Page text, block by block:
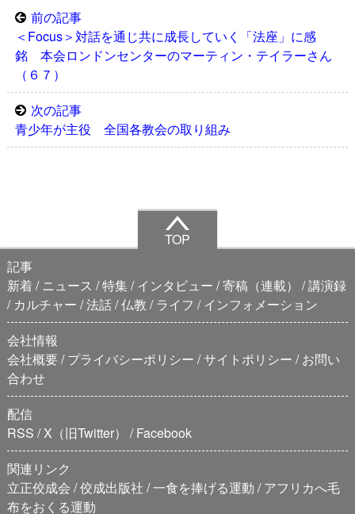
前の記事
＜Focus＞対話を通じ共に成長していく「法座」に感
銘 本会ロンドンセンターのマーティン・テイラーさん
（６７）
次の記事
青少年が主役 全国各教会の取り組み
TOP
記事
新着
ニュース 特集 インタビュー 寄稿（連載）
講演録
カルチャー 法話 仏教 ライフ
インフォメーション
会社情報
会社概要 プライバシーポリシー サイトポリシー
お問い
合わせ
配信
RSS X（旧Twitter）
Facebook
関連リンク
立正佼成会 佼成出版社 一食を捧げる運動
アフリカへ毛
布をおくる運動